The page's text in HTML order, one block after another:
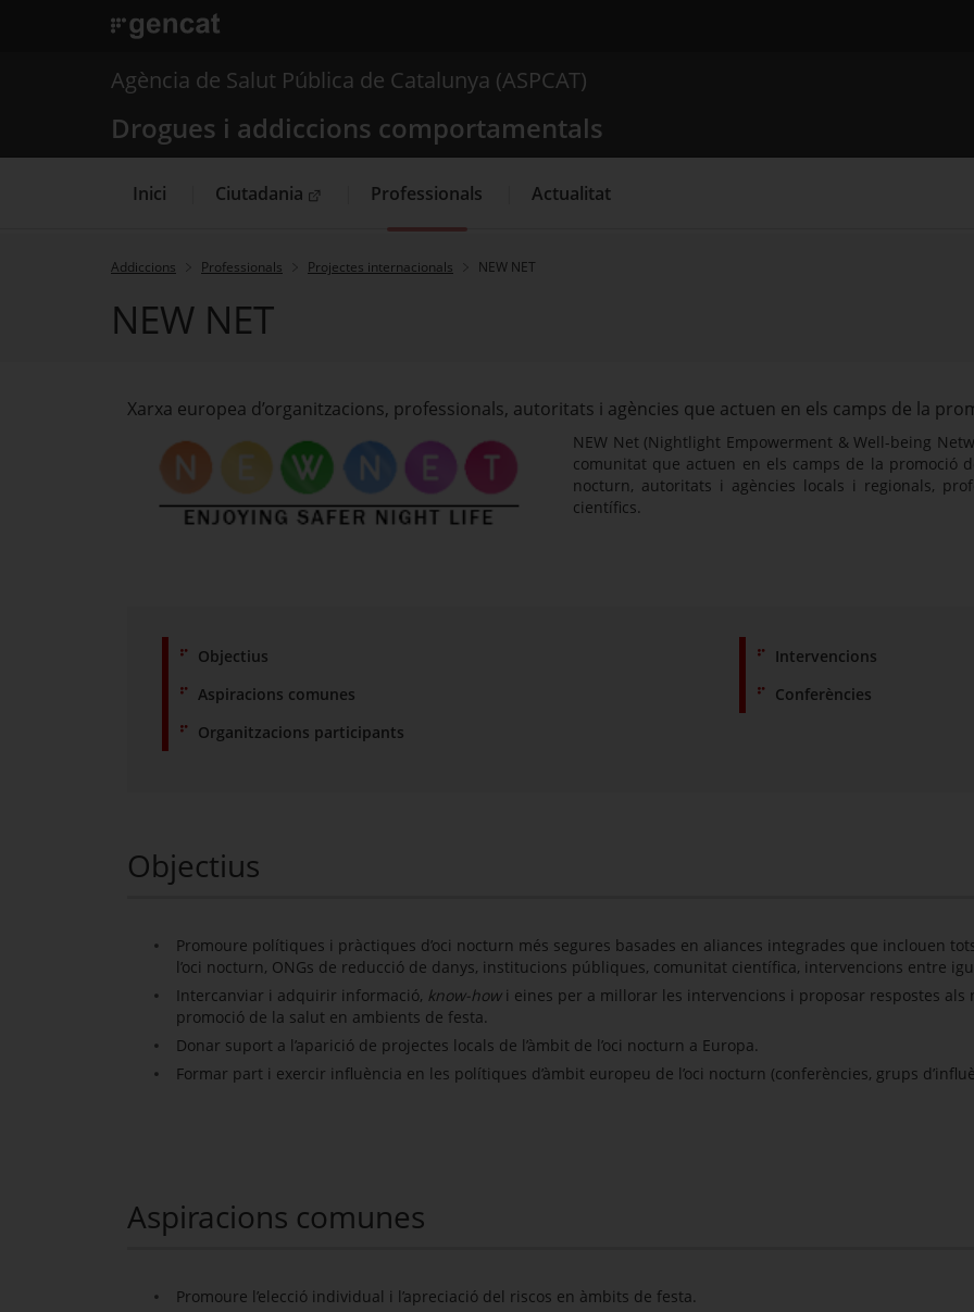
. Obre en una nova finestra.
Agència de Salut Pública de Catalunya (ASPCAT)
Drogues i addiccions comportamentals
Inici Ciutadania
. Obre en una nova finestra.
Professionals Actualitat
. Obre en una nova finestra.
Addiccions Professionals Projectes internacionals NEW NET
NEW NET
Xarxa europea d’organitzacions, professionals, autoritats i agències que actuen en els camps de la
NEW Net (Nightlight Empowerment & Well-being
comunitat que actuen en els camps de la promoció
nocturn, autoritats i agències locals i regionals,
científics.
Objectius
Aspiracions comunes
Organitzacions participants
Intervencions
Conferències
Objectius
Promoure polítiques i pràctiques d’oci nocturn més segures basades en aliances integrades que inclouen
l’oci nocturn, ONGs de reducció de danys, institucions públiques, comunitat científica, intervencions entre
Intercanviar i adquirir informació, know-howi eines per a millorar les intervencions i proposar respostes als
promoció de la salut en ambients de festa.
Donar suport a l’aparició de projectes locals de l’àmbit de l’oci nocturn a Europa.
Formar part i exercir influència en les polítiques d’àmbit europeu de l’oci nocturn (conferències, grups
Aspiracions comunes
Promoure l’elecció individual i l’apreciació del riscos en àmbits de festa.